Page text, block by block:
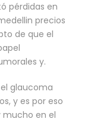
pérdidas en
precios
de que el
y.
glaucoma
y es por eso
mucho en el